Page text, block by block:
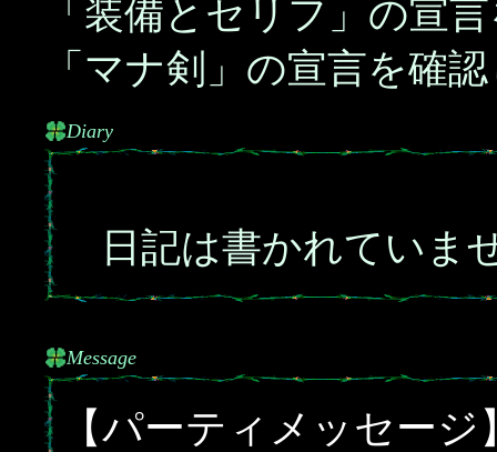
「装備とセリフ」の宣
「マナ剣」の宣言を確
Diary
日記は書かれていま
Message
【パーティメッセージ